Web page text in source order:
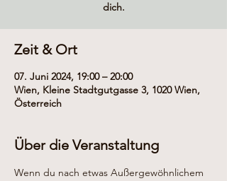
dich.
Zeit & Ort
07. Juni 2024, 19:00 – 20:00
Wien, Kleine Stadtgutgasse 3, 1020 Wien,
Österreich
Über die Veranstaltung
Wenn du nach etwas Außergewöhnlichem